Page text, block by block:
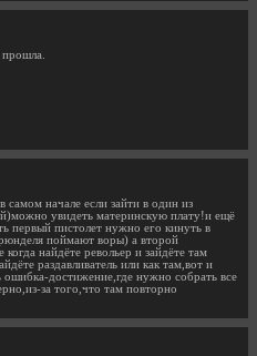
самом начале если зайти в один из
увидеть материнскую плату!и ещё
первый пистолет нужно его кинуть в
поймают воры) а второй
найдёте револьер и зайдёте там
раздавливатель или как там,вот и
ошибка-достижение,где нужно собрать все
за того,что там повторно